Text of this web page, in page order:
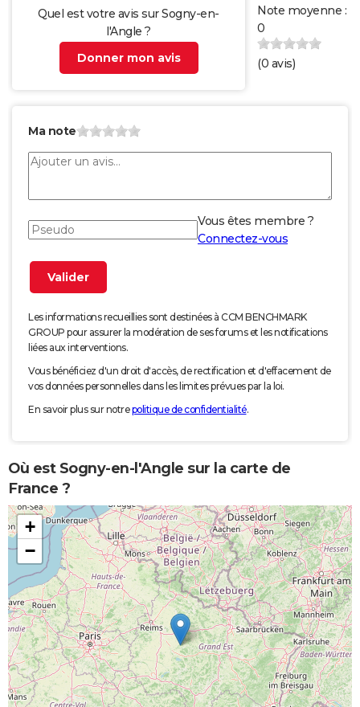
Quel est votre avis sur Sogny-en-
l'Angle ?
Donner mon avis
Note moyenne :
0
(0 avis)
Ma note
Vous êtes membre ?
Connectez-vous
Les informations recueillies sont destinées à CCM BENCHMARK
GROUP pour assurer la modération de ses forums et les notifications
liées aux interventions.
Vous bénéficiez d'un droit d'accès, de rectification et d'effacement de
vos données personnelles dans les limites prévues par la loi.
En savoir plus sur notrepolitique de confidentialité.
Où est Sogny-en-l'Angle sur la carte de
France ?
+
−